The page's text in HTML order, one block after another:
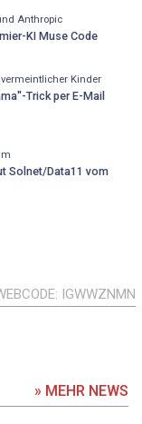
Anthropic
KI Muse Code
Kinder
Trick per E-Mail
Solnet/Data11 vom
IGWWZNMN
» MEHR NEWS